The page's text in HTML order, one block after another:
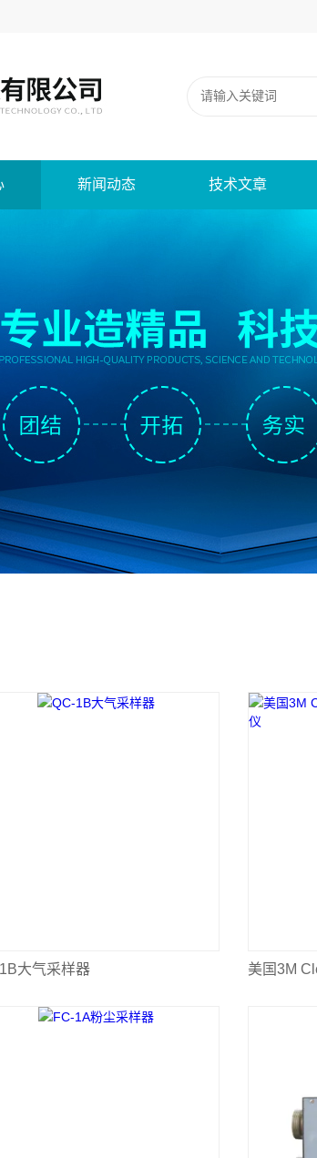
新闻动态 技术文章
大气采样器